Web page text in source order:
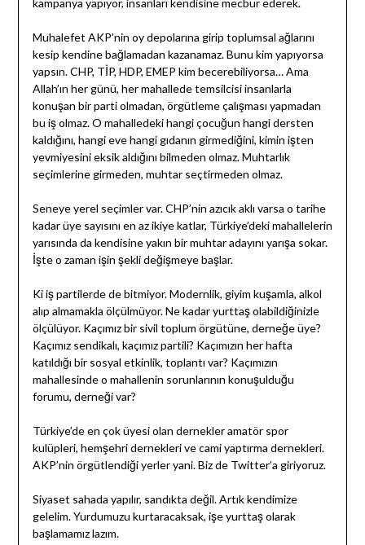
kampanya yapıyor, insanları kendisine mecbur ederek.
Muhalefet AKP’nin oy depolarına girip toplumsal ağlarını
kesip kendine bağlamadan kazanamaz. Bunu kim yapıyorsa
yapsın. CHP, TİP, HDP, EMEP kim becerebiliyorsa… Ama
Allah’ın her günü, her mahallede temsilcisi insanlarla
konuşan bir parti olmadan, örgütleme çalışması yapmadan
bu iş olmaz. O mahalledeki hangi çocuğun hangi dersten
kaldığını, hangi eve hangi gıdanın girmediğini, kimin işten
yevmiyesini eksik aldığını bilmeden olmaz. Muhtarlık
seçimlerine girmeden, muhtar seçtirmeden olmaz.
Seneye yerel seçimler var. CHP’nin azıcık aklı varsa o tarihe
kadar üye sayısını en az ikiye katlar, Türkiye’deki mahallelerin
yarısında da kendisine yakın bir muhtar adayını yarışa sokar.
İşte o zaman işin şekli değişmeye başlar.
Ki iş partilerde de bitmiyor. Modernlik, giyim kuşamla, alkol
alıp almamakla ölçülmüyor. Ne kadar yurttaş olabildiğinizle
ölçülüyor. Kaçımız bir sivil toplum örgütüne, derneğe üye?
Kaçımız sendikalı, kaçımız partili? Kaçımızın her hafta
katıldığı bir sosyal etkinlik, toplantı var? Kaçımızın
mahallesinde o mahallenin sorunlarının konuşulduğu
forumu, derneği var?
Türkiye’de en çok üyesi olan dernekler amatör spor
kulüpleri, hemşehri dernekleri ve cami yaptırma dernekleri.
AKP’nin örgütlendiği yerler yani. Biz de Twitter’a giriyoruz.
Siyaset sahada yapılır, sandıkta değil. Artık kendimize
gelelim. Yurdumuzu kurtaracaksak, işe yurttaş olarak
başlamamız lazım.